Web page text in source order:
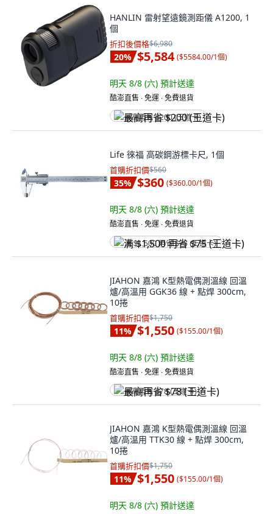
HANLIN 雷射望遠鏡測距儀 A1200, 1
個
折扣後價格$6,980
20% $5,584 ($5584.00/1個)
明天 8/8 (六) 預計送達
酷澎直售 ∙ 免運 ∙ 免費退貨
最高再省 $200 (王道卡)
Life 徠福 高碳鋼游標卡尺, 1個
首購折扣價$560
35% $360 ($360.00/1個)
明天 8/8 (六) 預計送達
酷澎直售 ∙ 免運 ∙ 免費退貨
满 $1,500 再省 $75 (王道卡)
JIAHON 嘉鴻 K型熱電偶測溫線 回溫
爐/高溫用 GGK36 線 + 點焊 300cm,
10捲
首購折扣價$1,750
11% $1,550 ($155.00/1個)
明天 8/8 (六) 預計送達
酷澎直售 ∙ 免運 ∙ 免費退貨
最高再省 $78 (王道卡)
JIAHON 嘉鴻 K型熱電偶測溫線 回溫
爐/高溫用 TTK30 線 + 點焊 300cm,
10捲
首購折扣價$1,750
11% $1,550 ($155.00/1個)
明天 8/8 (六) 預計送達